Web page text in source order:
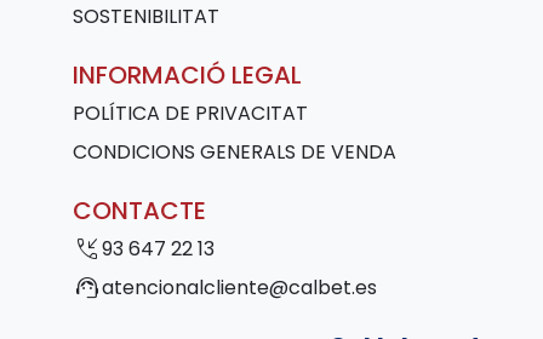
SOSTENIBILITAT
INFORMACIÓ LEGAL
POLÍTICA DE PRIVACITAT
CONDICIONS GENERALS DE VENDA
CONTACTE
phone_callback93 647 22 13
support_agentatencionalcliente@calbet.es